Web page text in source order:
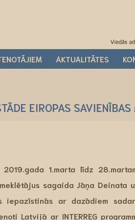
AKTUALITĀTES
EIROPAS
2019.gada 1.marta līdz
sagaida Jāņa Deinata
iepazīstinās ar dazādiem
Latvijā ar INTERREG